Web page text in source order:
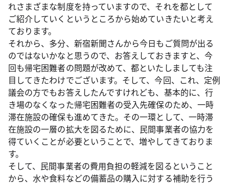
れさまざまな制度を持っていますので、それを都として
ご紹介していくというところから始めていきたいと考え
ております。
それから、多分、新宿新聞さんから今日もご質問が出る
のではないかなと思うので、お答えしておきますと、今
回も帰宅困難者の問題が改めて、都といたしましても注
目してきたわけでございます。そして、今回、これ、定例
議会の方でもお答えしたんですけれども、基本的に、行
き場のなくなった帰宅困難者の受入先確保のため、一時
滞在施設の確保も進めてきた。その一環として、一時滞
在施設の一層の拡大を図るために、民間事業者の協力を
得ていくことが必要ということで、増やしてきておりま
す。
そして、民間事業者の費用負担の軽減を図るということ
から、水や食料などの備蓄品の購入に対する補助を行う